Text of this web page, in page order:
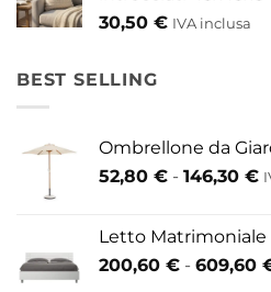
30,50 € IVA inclusa
BEST SELLING
Ombrellone da
52,80 € - 146,30 €
Letto Matrimoniale
200,60 € - 609,60